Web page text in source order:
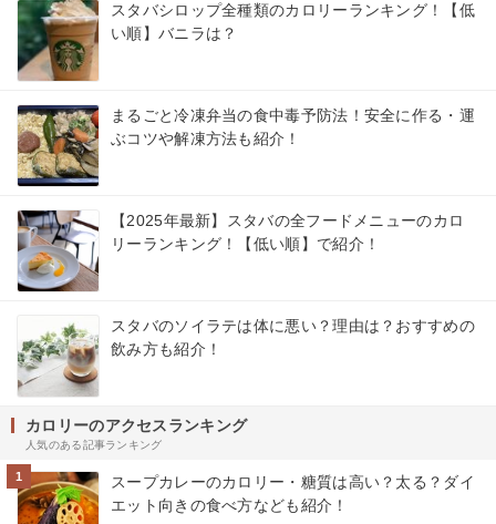
スタバシロップ全種類のカロリーランキング！【低
い順】バニラは？
まるごと冷凍弁当の食中毒予防法！安全に作る・運
ぶコツや解凍方法も紹介！
【2025年最新】スタバの全フードメニューのカロ
リーランキング！【低い順】で紹介！
スタバのソイラテは体に悪い？理由は？おすすめの
飲み方も紹介！
カロリーのアクセスランキング
人気のある記事ランキング
1
スープカレーのカロリー・糖質は高い？太る？ダイ
エット向きの食べ方なども紹介！